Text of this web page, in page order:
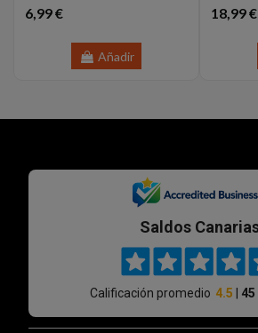
6,99 €
Añadir
18,99 €